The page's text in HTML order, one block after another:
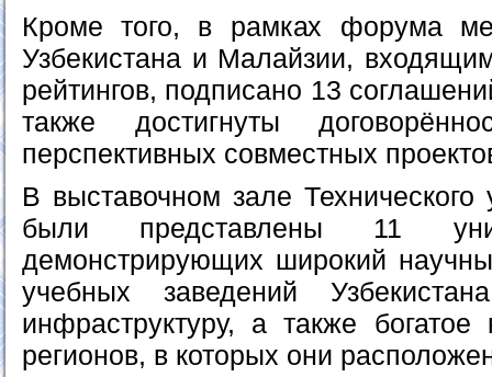
Кроме того, в рамках форума
Узбекистана и Малайзии,
рейтингов, подписано 13
также достигнуты
перспективных совместных
В выставочном зале Технического
были представлены 11
демонстрирующих широкий
учебных заведений
инфраструктуру, а также богатое
регионов, в которых они